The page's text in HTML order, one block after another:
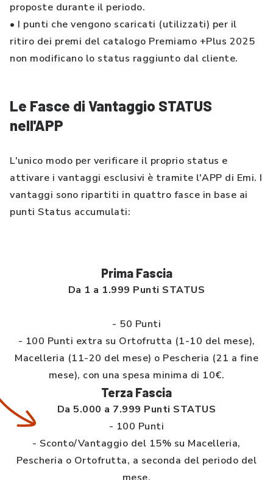
proposte durante il periodo.
• I punti che vengono scaricati (utilizzati) per il
ritiro dei premi del catalogo Premiamo +Plus 2025
non modificano lo status raggiunto dal cliente.
Le Fasce di Vantaggio STATUS
nell'APP
L'unico modo per verificare il proprio status e
attivare i vantaggi esclusivi è tramite l'APP di Emi. I
vantaggi sono ripartiti in quattro fasce in base ai
punti Status accumulati:
Prima Fascia
Da 1 a 1.999 Punti STATUS
- 50 Punti
- 100 Punti extra su Ortofrutta (1-10 del mese),
Macelleria (11-20 del mese) o Pescheria (21 a fine
mese), con una spesa minima di 10€.
Terza Fascia
Da 5.000 a 7.999 Punti STATUS
- 100 Punti
- Sconto/Vantaggio del 15% su Macelleria,
Pescheria o Ortofrutta, a seconda del periodo del